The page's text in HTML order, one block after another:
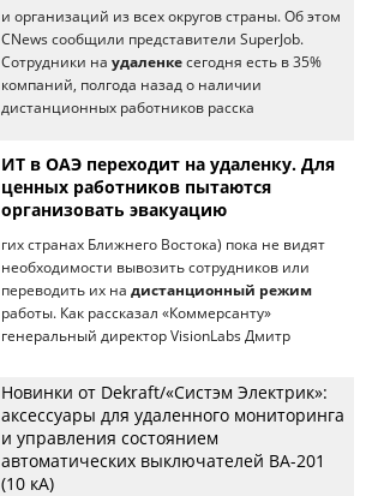
и организаций из всех округов страны. Об этом
CNews сообщили представители SuperJob.
Сотрудники на удаленке сегодня есть в 35%
компаний, полгода назад о наличии
дистанционных работников расска
ИТ в ОАЭ переходит на удаленку. Для
ценных работников пытаются
организовать эвакуацию
гих странах Ближнего Востока) пока не видят
необходимости вывозить сотрудников или
переводить их на дистанционный режим
работы. Как рассказал «Коммерсанту»
генеральный директор VisionLabs Дмитр
Новинки от Dekraft/«Систэм Электрик»:
аксессуары для удаленного мониторинга
и управления состоянием
автоматических выключателей BA-201
(10 кА)